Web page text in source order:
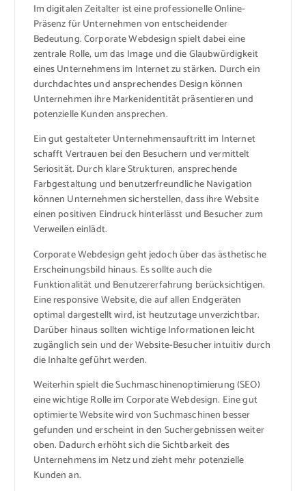
Im digitalen Zeitalter ist eine professionelle Online-
Präsenz für Unternehmen von entscheidender
Bedeutung. Corporate Webdesign spielt dabei eine
zentrale Rolle, um das Image und die Glaubwürdigkeit
eines Unternehmens im Internet zu stärken. Durch ein
durchdachtes und ansprechendes Design können
Unternehmen ihre Markenidentität präsentieren und
potenzielle Kunden ansprechen.
Ein gut gestalteter Unternehmensauftritt im Internet
schafft Vertrauen bei den Besuchern und vermittelt
Seriosität. Durch klare Strukturen, ansprechende
Farbgestaltung und benutzerfreundliche Navigation
können Unternehmen sicherstellen, dass ihre Website
einen positiven Eindruck hinterlässt und Besucher zum
Verweilen einlädt.
Corporate Webdesign geht jedoch über das ästhetische
Erscheinungsbild hinaus. Es sollte auch die
Funktionalität und Benutzererfahrung berücksichtigen.
Eine responsive Website, die auf allen Endgeräten
optimal dargestellt wird, ist heutzutage unverzichtbar.
Darüber hinaus sollten wichtige Informationen leicht
zugänglich sein und der Website-Besucher intuitiv durch
die Inhalte geführt werden.
Weiterhin spielt die Suchmaschinenoptimierung (SEO)
eine wichtige Rolle im Corporate Webdesign. Eine gut
optimierte Website wird von Suchmaschinen besser
gefunden und erscheint in den Suchergebnissen weiter
oben. Dadurch erhöht sich die Sichtbarkeit des
Unternehmens im Netz und zieht mehr potenzielle
Kunden an.